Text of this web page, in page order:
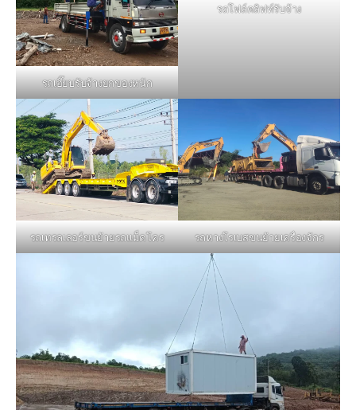
รถเฮี๊ยบรับจ้างยกของหนัก
รถโฟล์คลิฟท์รับจ้าง
รถเทรลเลอร์ขนย้ายรถแม็คโคร รถหางโรเบสขนย้ายเครื่องจักร